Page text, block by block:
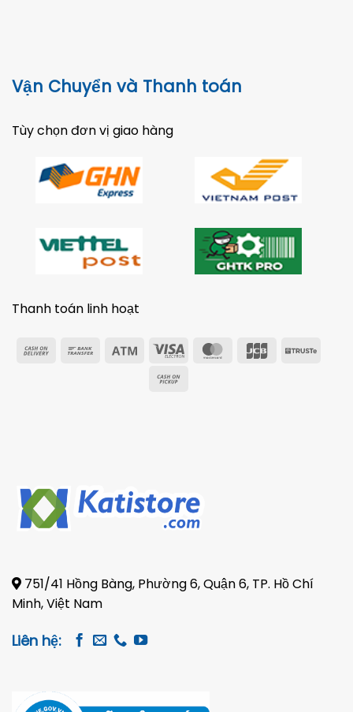
Vận Chuyển và Thanh toán
Tùy chọn đơn vị giao hàng
Thanh toán linh hoạt
Cash
Bank
Atm
Visa
MasterCard
JCB
751/41 Hồng Bàng, Phường 6, Quận 6, TP. Hồ Chí
Minh, Việt Nam
Liên hệ: